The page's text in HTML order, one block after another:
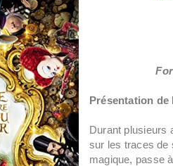
Présentation de
Durant plusieurs
sur les traces de
magique, passe